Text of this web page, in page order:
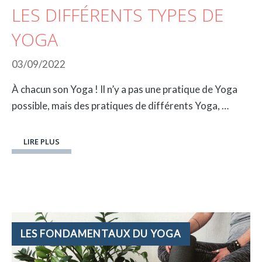
LES DIFFÉRENTS TYPES DE
YOGA
03/09/2022
À chacun son Yoga ! Il n’y a pas une pratique de Yoga
possible, mais des pratiques de différents Yoga, …
LIRE PLUS
CATÉGORIES
LES FONDAMENTAUX DU YOGA